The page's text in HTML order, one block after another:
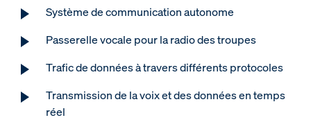
Système de communication autonome
Passerelle vocale pour la radio des troupes
Trafic de données à travers différents protocoles
Transmission de la voix et des données en temps
réel